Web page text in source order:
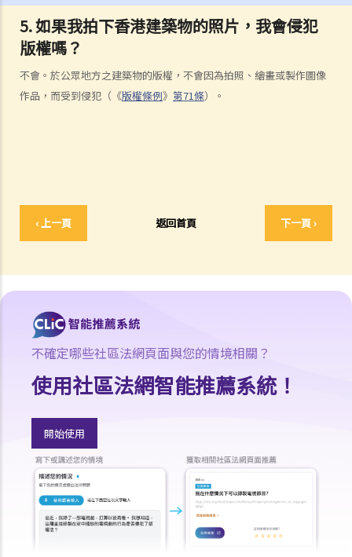
5. 如果我拍下香港建築物的照片，我會侵犯
版權嗎？
不會。於公眾地方之建築物的版權，不會因為拍照、繪畫或製作圖像
作品，而受到侵犯（《版權條例》 第71條）。
‹ 上一頁 返回首頁 下一頁 ›
告示嗎？
4. 我怎樣可以找出作品的版權擁有人？
5. 我怎樣可以取得許可，去使用版權作品？
6. 有沒有作品可供我自由使用，而毋須事先向版權擁有人或有關負責人
取得許可？
12. 就版權法而言，甚麼是精神權利？
13. 表演者可就他們的演出享有版權嗎？
14. 誰擁有作品的版權？不同種類的作品，會否有不同的擁有權？
15. 一名自由身的電腦程式員，撰寫了一個電腦程式，用以記錄我公司
的存貨。我已向他支付全數酬勞，但我們從沒有討論過程式的版權屬於
誰。那麼我是該電腦程式的版權擁有人嗎？如果不是，我可以就這個程
式享有甚麼權利？
16. 我和另外兩名作者一起撰寫了一本書，這本書共有十二個分章，而
我們每人各自寫了四個分章。這本書的版權將如何分配？
17. 我與另外兩名作者一起寫了一本書，但我們之間沒有一個是任何一
部分的獨立作者，我們在每一分章都有參與寫作及修訂。這本書的版權
將如何分配？
18. 若擁有作品版權的公司已經不存在或已經被接管，有關版權會被怎
樣處置？
不確定哪些社區法網頁面與您的情境相關？
使用社區法網智能推薦系統！
開始使用